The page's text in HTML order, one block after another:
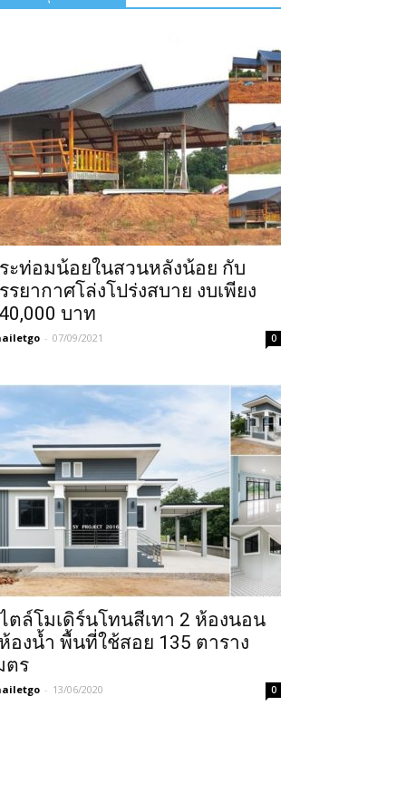
ะท่อมน้อยในสวนหลังน้อย กับ
รยากาศโล่งโปร่งสบาย งบเพียง
บาท
- 07/09/2021 0
ตล์โมเดิร์นโทนสีเทา 2 ห้องนอน
องน้ำ พื้นที่ใช้สอย 135 ตาราง
ตร
- 13/06/2020 0